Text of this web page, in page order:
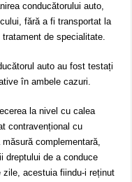
conducătorului auto,
fără a fi transportat la
de specialitate.
auto au fost testați
în ambele cazuri.
la nivel cu calea
contravențional cu
complementară,
dreptului de a conduce
zile, acestuia fiindu-i reținut